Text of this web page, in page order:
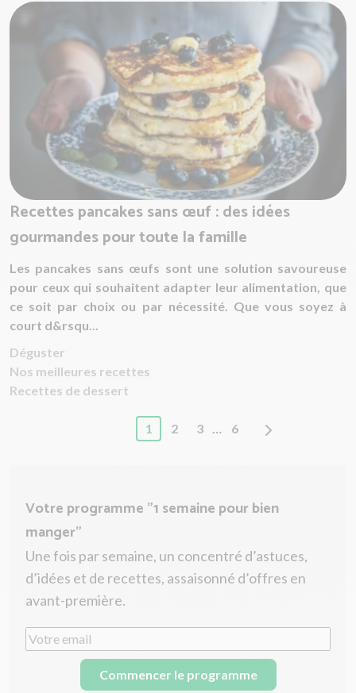
Recettes pancakes sans œuf : des idées
gourmandes pour toute la famille
Les pancakes sans œufs sont une solution savoureuse
pour ceux qui souhaitent adapter leur alimentation, que
ce soit par choix ou par nécessité. Que vous soyez à
court d&rsqu...
Déguster
Nos meilleures recettes
Recettes de dessert
1 2 3 … 6
Votre programme "1 semaine pour bien
manger"
Une fois par semaine, un concentré d’astuces,
d’idées et de recettes, assaisonné d’offres en
avant-première.
Commencer le programme